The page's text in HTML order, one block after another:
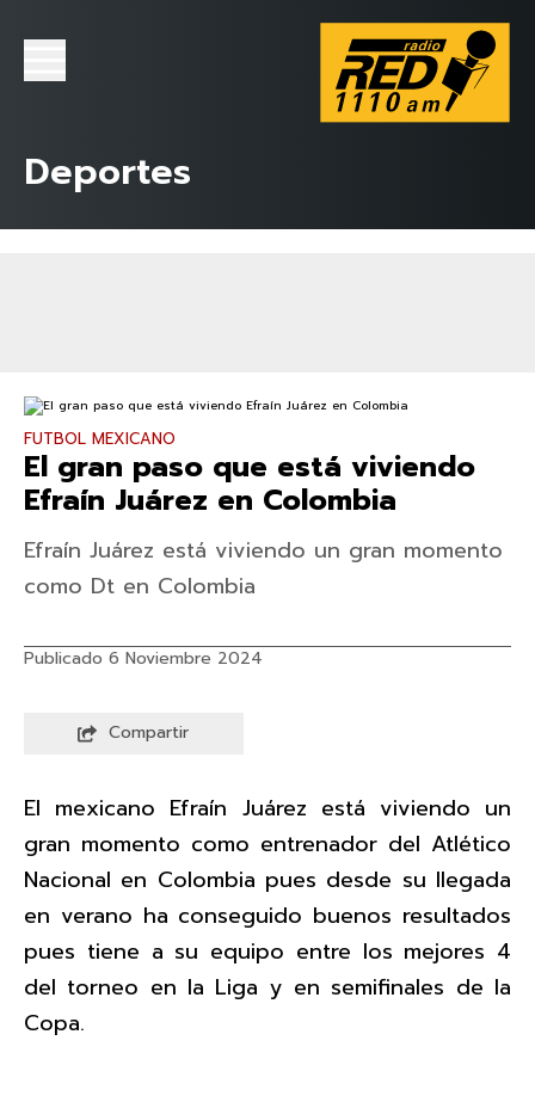
Deportes
FUTBOL MEXICANO
El gran paso que está viviendo
Efraín Juárez en Colombia
Efraín Juárez está viviendo un gran momento
como Dt en Colombia
Publicado 6 Noviembre 2024
Compartir
El mexicano Efraín Juárez está viviendo un
gran momento como entrenador del Atlético
Nacional en Colombia pues desde su llegada
en verano ha conseguido buenos resultados
pues tiene a su equipo entre los mejores 4
del torneo en la Liga y en semifinales de la
Copa.